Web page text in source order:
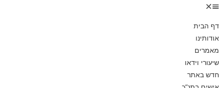
דף הבית
אודותינו
מאמרים
שיעורי וידאו
חדש באתר